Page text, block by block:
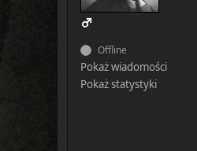
Offline
Pokaż wiadomości
Pokaż statystyki